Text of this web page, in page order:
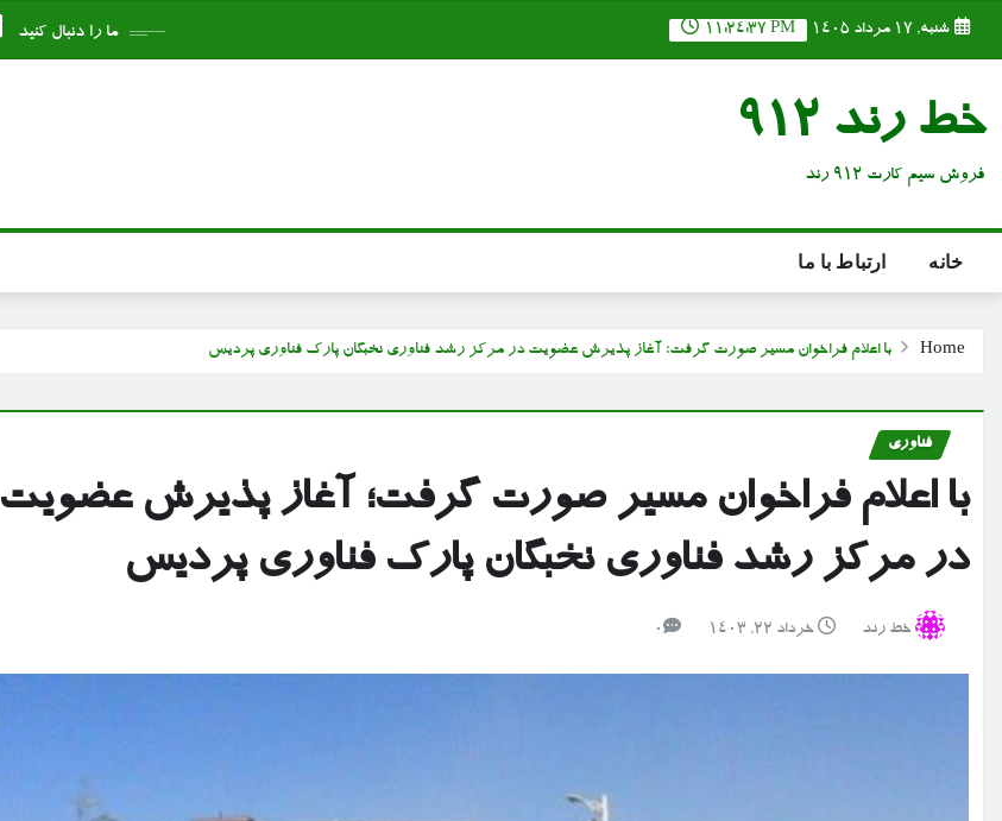
شنبه, ۱۷ مرداد ۱۴۰۵ 11:24:38 PM ما را دنبال کنید
خط رند 912
فروش سیم کارت 912 رند
خانه ارتباط با ما
Home با اعلام فراخوان مسیر صورت گرفت؛ آغاز پذیرش عضویت در مرکز رشد فناوری نخبگان پارک فناوری پردیس
فناوری
با اعلام فراخوان مسیر صورت گرفت؛ آغاز پذیرش عضویت
در مرکز رشد فناوری نخبگان پارک فناوری پردیس
خط رند خرداد ۲۲, ۱۴۰۳ 0